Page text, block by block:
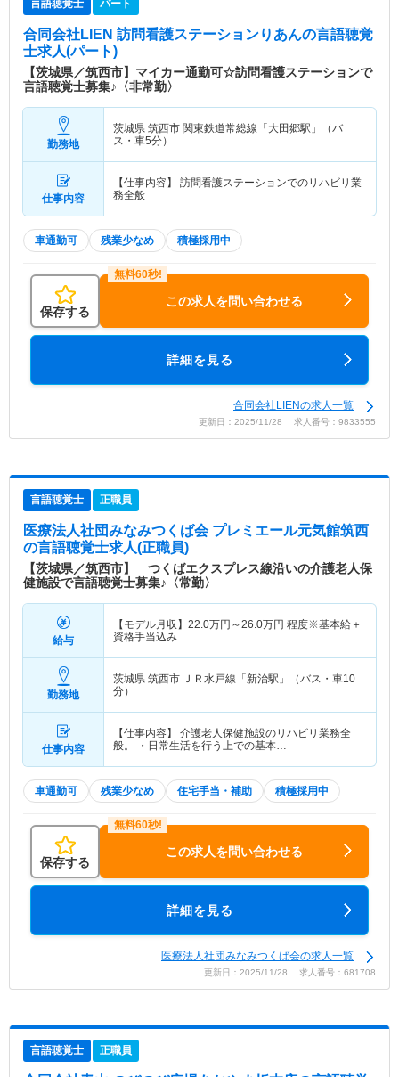
言語聴覚士 パート
合同会社LIEN 訪問看護ステーションりあんの言語聴覚
士求人(パート)
【茨城県／筑西市】マイカー通勤可☆訪問看護ステーションで
言語聴覚士募集♪〈非常勤〉
勤務地
茨城県 筑西市 関東鉄道常総線「大田郷駅」（バ
ス・車5分）
仕事内容
【仕事内容】 訪問看護ステーションでのリハビリ業
務全般
車通勤可 残業少なめ 積極採用中
保存する
この求人を問い合わせる
詳細を見る
合同会社LIENの求人一覧
更新日：2025/11/28 求人番号：9833555
言語聴覚士 正職員
医療法人社団みなみつくば会 プレミエール元気館筑西
の言語聴覚士求人(正職員)
【茨城県／筑西市】 つくばエクスプレス線沿いの介護老人保
健施設で言語聴覚士募集♪〈常勤〉
給与
【モデル月収】 22.0万円～26.0万円 程度※基本給＋
資格手当込み
勤務地
茨城県 筑西市 ＪＲ水戸線「新治駅」（バス・車10
分）
仕事内容
【仕事内容】 介護老人保健施設のリハビリ業務全
般。 ・日常生活を行う上での基本…
車通勤可 残業少なめ 住宅手当・補助 積極採用中
保存する
この求人を問い合わせる
詳細を見る
医療法人社団みなみつくば会の求人一覧
更新日：2025/11/28 求人番号：681708
言語聴覚士 正職員